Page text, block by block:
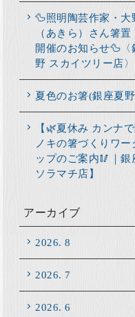
🦆照明陶芸作家・大
（あきら）さん箸置
開催のお知らせ🦆〈
野 スカイツリー店〉
夏色のお箸(銀座夏
【🌿夏休み カンナ
ノキの箸づくりワー
ップのご案内🥢｜銀
ソラマチ店】
アーカイブ
2026. 8
2026. 7
2026. 6